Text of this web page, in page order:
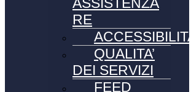
RE
ACCESSIBILITA’
QUALITA’
DEI SERVIZI
FEED